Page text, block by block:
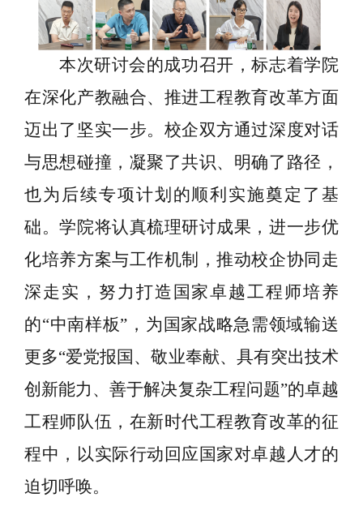
本次研讨会的成功召开，标志着学院
在深化产教融合、推进工程教育改革方面
迈出了坚实一步。校企双方通过深度对话
与思想碰撞，凝聚了共识、明确了路径，
也为后续专项计划的顺利实施奠定了基
础。学院将认真梳理研讨成果，进一步优
化培养方案与工作机制，推动校企协同走
深走实，努力打造国家卓越工程师培养
的“中南样板”，为国家战略急需领域输送
更多“爱党报国、敬业奉献、具有突出技术
创新能力、善于解决复杂工程问题”的卓越
工程师队伍，在新时代工程教育改革的征
程中，以实际行动回应国家对卓越人才的
迫切呼唤。